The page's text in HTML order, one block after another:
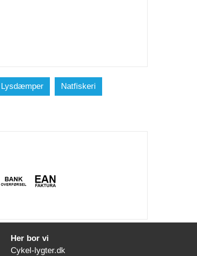
Lysdæmper Natfiskeri
Her bor vi
Cykel-lygter.dk